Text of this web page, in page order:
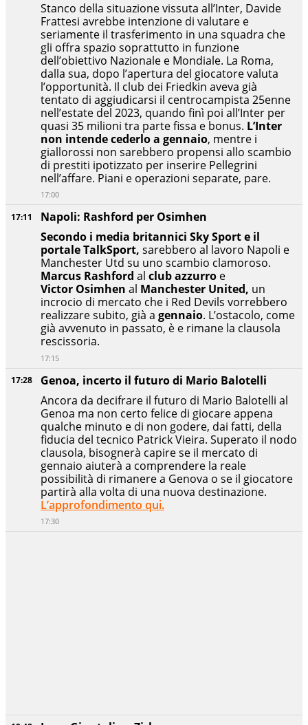
17:28
Genoa, incerto il futuro di Mario Balotelli
Ancora da decifrare il futuro di Mario Balotelli al
Genoa ma non certo felice di giocare appena
qualche minuto e di non godere, dai fatti, della
fiducia del tecnico Patrick Vieira. Superato il nodo
clausola, bisognerà capire se il mercato di
gennaio aiuterà a comprendere la reale
possibilità di rimanere a Genova o se il giocatore
partirà alla volta di una nuova destinazione.
L’approfondimento qui.
17:30
17:11
Napoli: Rashford per Osimhen
Secondo i media britannici Sky Sport e il
portale TalkSport, sarebbero al lavoro Napoli e
Manchester Utd su uno scambio clamoroso.
Marcus Rashford al club azzurro e
Victor Osimhen al Manchester United, un
incrocio di mercato che i Red Devils vorrebbero
realizzare subito, già a gennaio. L’ostacolo, come
già avvenuto in passato, è e rimane la clausola
rescissoria.
17:15
Stanco della situazione vissuta all’Inter, Davide
Frattesi avrebbe intenzione di valutare e
seriamente il trasferimento in una squadra che
gli offra spazio soprattutto in funzione
dell’obiettivo Nazionale e Mondiale. La Roma,
dalla sua, dopo l’apertura del giocatore valuta
l’opportunità. Il club dei Friedkin aveva già
tentato di aggiudicarsi il centrocampista 25enne
nell’estate del 2023, quando finì poi all’Inter per
quasi 35 milioni tra parte fissa e bonus. L’Inter
non intende cederlo a gennaio, mentre i
giallorossi non sarebbero propensi allo scambio
di prestiti ipotizzato per inserire Pellegrini
nell’affare. Piani e operazioni separate, pare.
17:00